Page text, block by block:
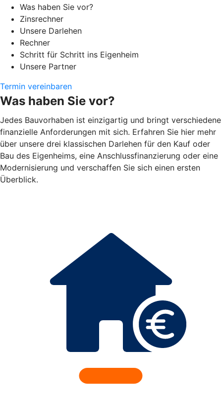
Was haben Sie vor?
Zinsrechner
Unsere Darlehen
Rechner
Schritt für Schritt ins Eigenheim
Unsere Partner
Termin vereinbaren
Was haben Sie vor?
Jedes Bauvorhaben ist einzigartig und bringt verschiedene
finanzielle Anforderungen mit sich. Erfahren Sie hier mehr
über unsere drei klassischen Darlehen für den Kauf oder
Bau des Eigenheims, eine Anschlussfinanzierung oder eine
Modernisierung und verschaffen Sie sich einen ersten
Überblick.